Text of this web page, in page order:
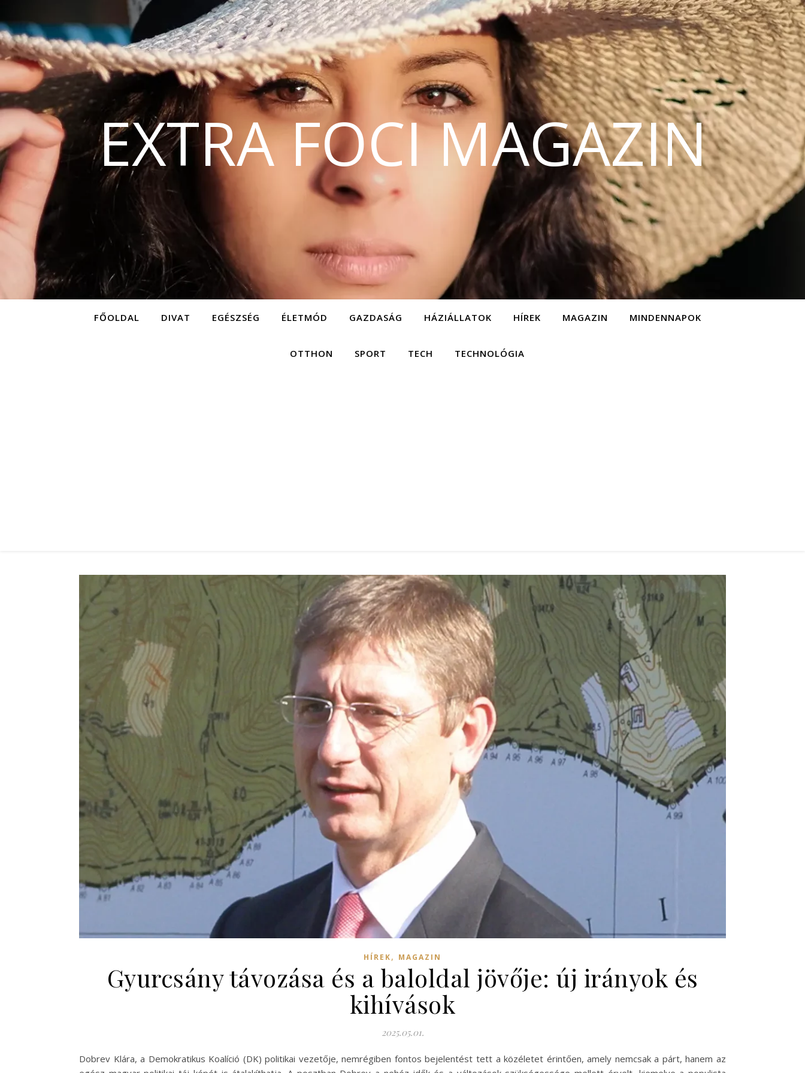
EXTRA FOCI MAGAZIN
FŐOLDAL DIVAT EGÉSZSÉG ÉLETMÓD GAZDASÁG HÁZIÁLLATOK HÍREK MAGAZIN MINDENNAPOK
OTTHON SPORT TECH TECHNOLÓGIA
HÍREK, MAGAZIN
Gyurcsány távozása és a baloldal jövője: új irányok és
kihívások
2025.05.01.
Dobrev Klára, a Demokratikus Koalíció (DK) politikai vezetője, nemrégiben fontos bejelentést tett a közéletet érintően, amely nemcsak a párt, hanem az